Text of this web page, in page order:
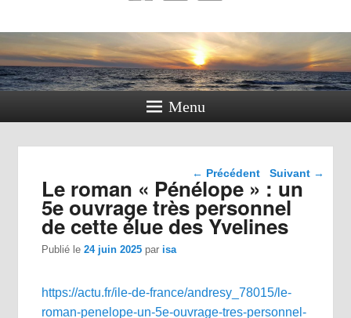
Menu
Navigation dans les
articles
← Précédent Suivant →
Le roman « Pénélope » : un
5e ouvrage très personnel
de cette élue des Yvelines
Publié le24 juin 2025 par isa
https://actu.fr/ile-de-france/andresy_78015/le-
roman-penelope-un-5e-ouvrage-tres-personnel-